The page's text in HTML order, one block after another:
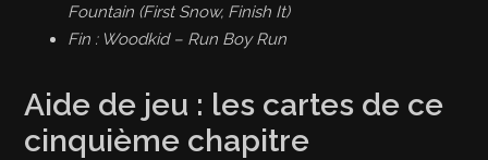
Fountain (First Snow, Finish It)
Fin : Woodkid – Run Boy Run
Aide de jeu : les cartes de ce
cinquième chapitre